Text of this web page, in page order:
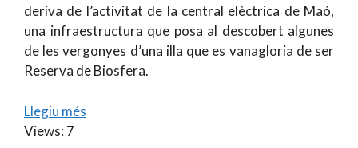
deriva de l’activitat de la central elèctrica de Maó,
una infraestructura que posa al descobert algunes
de les vergonyes d’una illa que es vanagloria de ser
Reserva de Biosfera.
Llegiu més
Views: 7